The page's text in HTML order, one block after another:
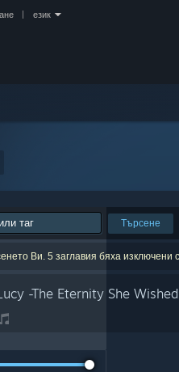
език
Търсене
Ви. 5 заглавия бяха
-The Eternity She